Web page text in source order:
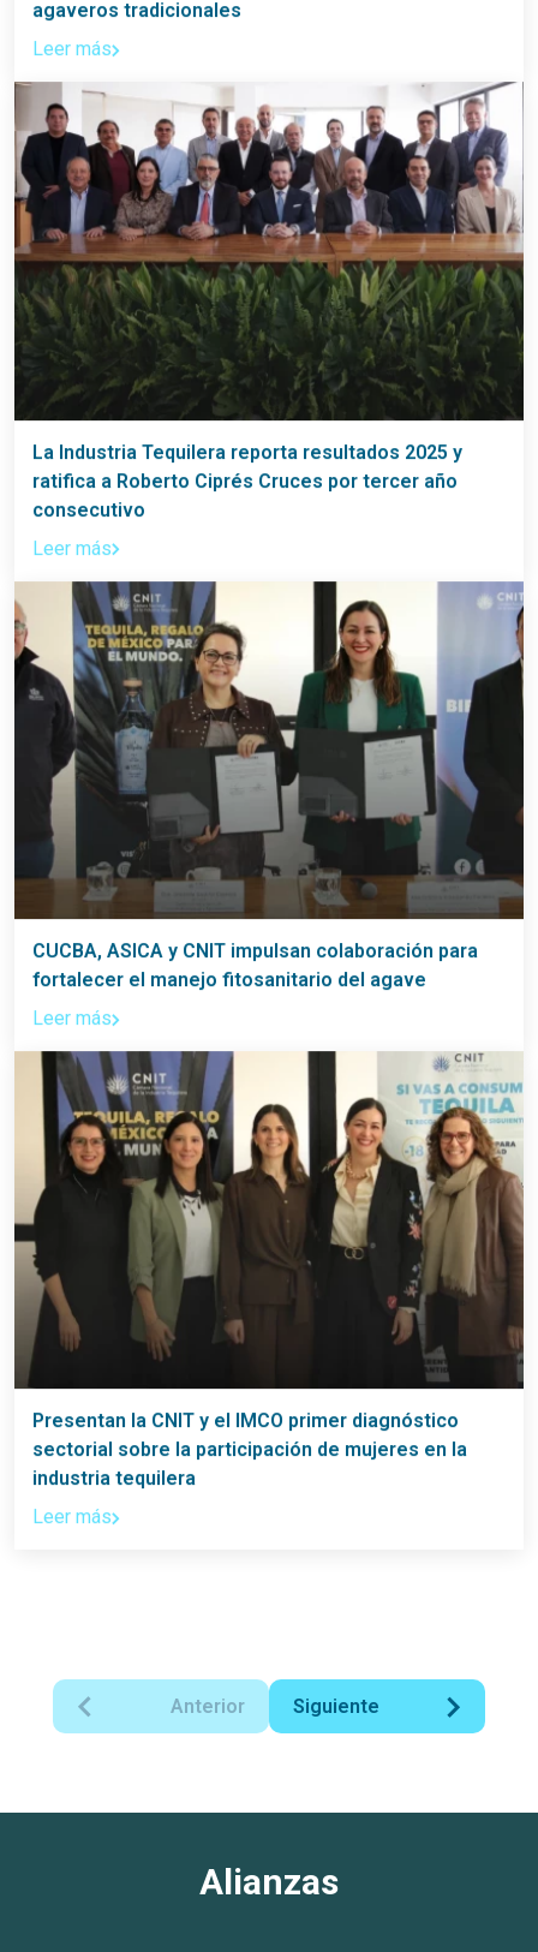
agaveros tradicionales
Leer más
La Industria Tequilera reporta resultados 2025 y
ratifica a Roberto Ciprés Cruces por tercer año
consecutivo
Leer más
CUCBA, ASICA y CNIT impulsan colaboración para
fortalecer el manejo fitosanitario del agave
Leer más
Presentan la CNIT y el IMCO primer diagnóstico
sectorial sobre la participación de mujeres en la
industria tequilera
Leer más
Anterior Siguiente
Alianzas